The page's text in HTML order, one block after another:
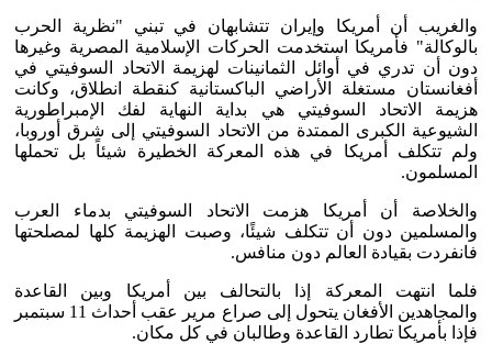
والغريب أن أمريكا وإيران تتشابهان في تبني "نظرية الحرب
بالوكالة" فأمريكا استخدمت الحركات الإسلامية المصرية وغيرها
دون أن تدري في أوائل الثمانينات لهزيمة الاتحاد السوفيتي في
أفغانستان مستغلة الأراضي الباكستانية كنقطة انطلاق، وكانت
هزيمة الاتحاد السوفيتي هي بداية النهاية لفك الإمبراطورية
الشيوعية الكبرى الممتدة من الاتحاد السوفيتي إلى شرق أوروبا،
ولم تتكلف أمريكا في هذه المعركة الخطيرة شيئاً بل تحملها
المسلمون.
والخلاصة أن أمريكا هزمت الاتحاد السوفيتي بدماء العرب
والمسلمين دون أن تتكلف شيئًا، وصبت الهزيمة كلها لمصلحتها
فانفردت بقيادة العالم دون منافس.
فلما انتهت المعركة إذا بالتحالف بين أمريكا وبين القاعدة
والمجاهدين الأفغان يتحول إلى صراع مرير عقب أحداث 11 سبتمبر
فإذا بأمريكا تطارد القاعدة وطالبان في كل مكان.